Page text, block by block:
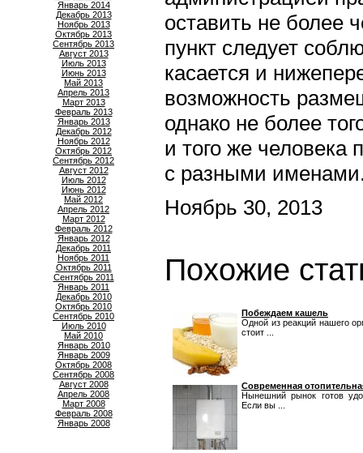
Январь 2014
Декабрь 2013
Ноябрь 2013
Октябрь 2013
Сентябрь 2013
Август 2013
Июль 2013
Июнь 2013
Май 2013
Апрель 2013
Март 2013
Февраль 2013
Январь 2013
Декабрь 2012
Ноябрь 2012
Октябрь 2012
Сентябрь 2012
Август 2012
Июль 2012
Июнь 2012
Май 2012
Апрель 2012
Март 2012
Февраль 2012
Январь 2012
Декабрь 2011
Ноябрь 2011
Октябрь 2011
Сентябрь 2011
Январь 2011
Декабрь 2010
Октябрь 2010
Сентябрь 2010
Июль 2010
Май 2010
Январь 2010
Январь 2009
Октябрь 2008
Сентябрь 2008
Август 2008
Апрель 2008
Март 2008
Февраль 2008
Январь 2008
оставить не более
пункт следует
касается и
возможность
однако не более
и того же человека
с разными
Ноябрь 30, 2013
Похожие
Побеждаем кашель
Одной из реакций нашего
стоит ...
Современная
Нынешний рынок готов
Если вы ...